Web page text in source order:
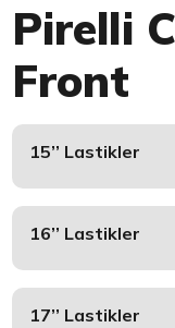
Pirelli
Front
15’’ Lastikler
16’’ Lastikler
17’’ Lastikler